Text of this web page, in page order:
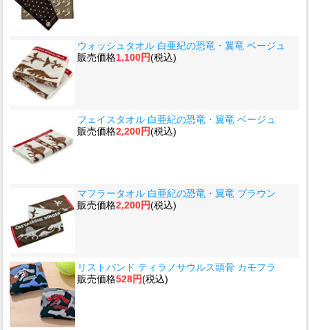
ウォッシュタオル 白亜紀の恐竜・翼竜 ベージュ
販売価格1,100円(税込)
フェイスタオル 白亜紀の恐竜・翼竜 ベージュ
販売価格2,200円(税込)
マフラータオル 白亜紀の恐竜・翼竜 ブラウン
販売価格2,200円(税込)
リストバンド ティラノサウルス頭骨 カモフラ
販売価格528円(税込)